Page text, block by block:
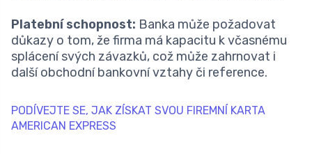
Platební schopnost: Banka může požadovat
důkazy o tom, že firma má kapacitu k včasnému
splácení svých závazků, což může zahrnovat i
další obchodní bankovní vztahy či reference.
PODÍVEJTE SE, JAK ZÍSKAT SVOU FIREMNÍ KARTA
AMERICAN EXPRESS